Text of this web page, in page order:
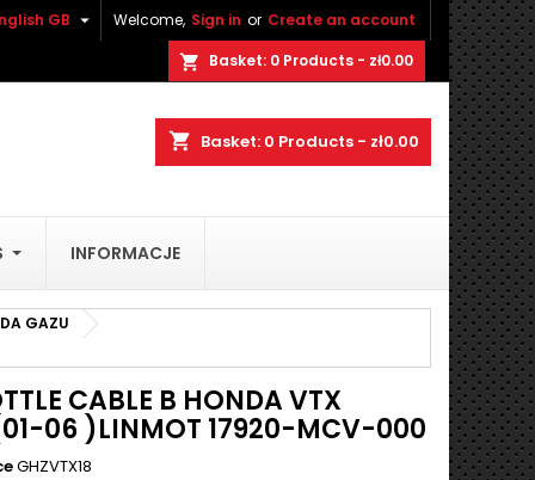
Welcome, Sign in or Create an account
GB 
shopping_cart Basket: 0 Products - zł0.00
shopping_cart Basket: 0 Products - zł0.00
INFORMACJE
GAZU
CABLE B HONDA VTX
06 )LINMOT 17920-MCV-000
GHZVTX18